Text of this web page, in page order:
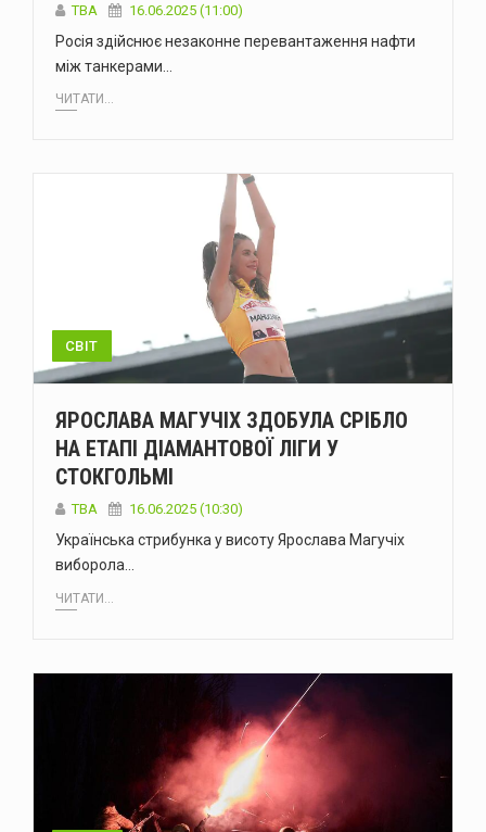
ТВА 16.06.2025 (11:00)
Росія здійснює незаконне перевантаження нафти
між танкерами…
ЧИТАТИ...
СВІТ
ЯРОСЛАВА МАГУЧІХ ЗДОБУЛА СРІБЛО
НА ЕТАПІ ДІАМАНТОВОЇ ЛІГИ У
СТОКГОЛЬМІ
ТВА 16.06.2025 (10:30)
Українська стрибунка у висоту Ярослава Магучіх
виборола…
ЧИТАТИ...